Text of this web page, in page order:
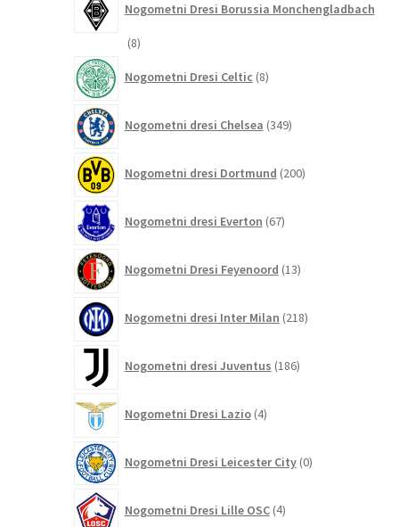
Nogometni Dresi Borussia Monchengladbach
88
Nogometni Dresi Celtic 8izdelkov
Nogometni dresi Chelsea 349izdelkov
Nogometni dresi Dortmund 200izdelkov
Nogometni dresi Everton 67izdelkov
Nogometni Dresi Feyenoord 13izdelkov
Nogometni dresi Inter Milan 218izdelkov
Nogometni dresi Juventus 186izdelkov
Nogometni Dresi Lazio 4izdelki
Nogometni Dresi Leicester City 0izdelkov
Nogometni Dresi Lille OSC 4izdelki